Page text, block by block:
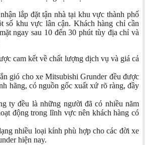
lắp đặt tận nhà tại khu vực thành phố
số khu vực lân cận. Khách hàng chỉ cần
ngay sau 10 đến 30 phút tùy địa chỉ và
cam kết về chất lượng dịch vụ và giá cả
gió cho xe Mitsubishi Grunder đều được
hãng, có nguồn gốc xuất xứ rõ ràng, đầy
ty đều là những người đã có nhiều năm
động trong lĩnh vực nên khách hàng có
nhiều loại kính phù hợp cho các đời xe
hiện nay.